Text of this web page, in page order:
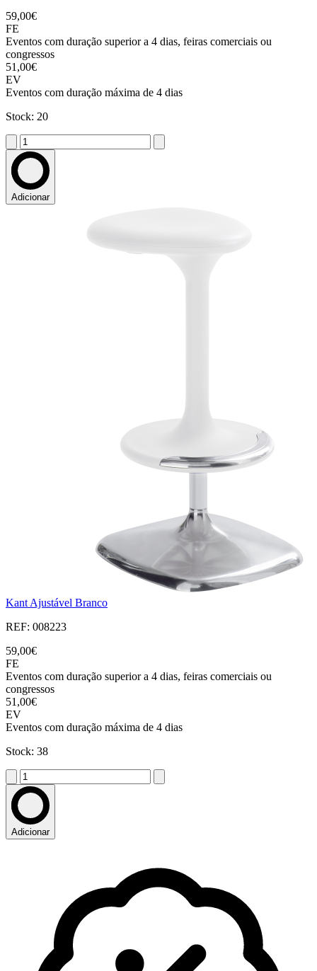
59,00€
FE
Eventos com duração superior a 4 dias, feiras comerciais ou
congressos
51,00€
EV
Eventos com duração máxima de 4 dias
Stock: 20
Adicionar
Kant Ajustável Branco
REF: 008223
59,00€
FE
Eventos com duração superior a 4 dias, feiras comerciais ou
congressos
51,00€
EV
Eventos com duração máxima de 4 dias
Stock: 38
Adicionar